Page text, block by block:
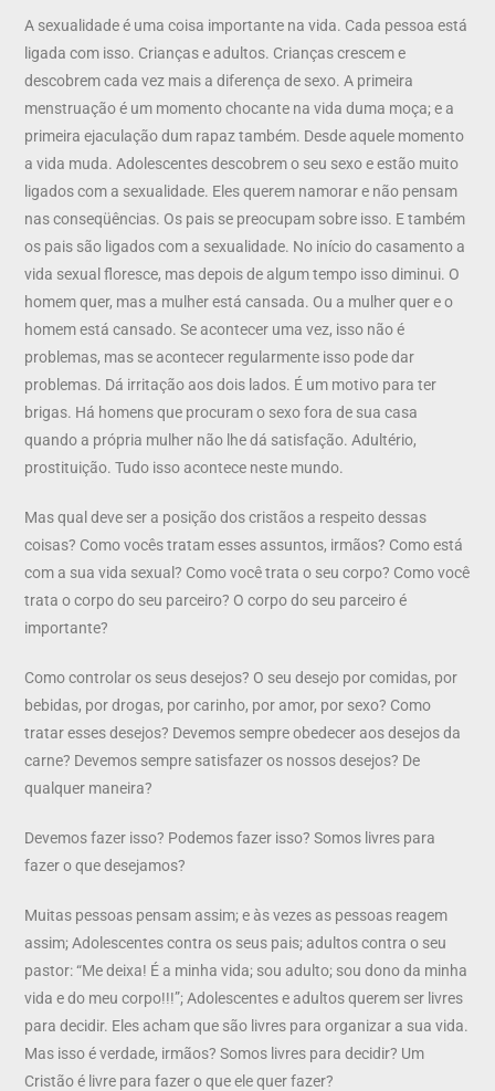
A sexualidade é uma coisa importante na vida. Cada pessoa está
ligada com isso. Crianças e adultos. Crianças crescem e
descobrem cada vez mais a diferença de sexo. A primeira
menstruação é um momento chocante na vida duma moça; e a
primeira ejaculação dum rapaz também. Desde aquele momento
a vida muda. Adolescentes descobrem o seu sexo e estão muito
ligados com a sexualidade. Eles querem namorar e não pensam
nas conseqüências. Os pais se preocupam sobre isso. E também
os pais são ligados com a sexualidade. No início do casamento a
vida sexual floresce, mas depois de algum tempo isso diminui. O
homem quer, mas a mulher está cansada. Ou a mulher quer e o
homem está cansado. Se acontecer uma vez, isso não é
problemas, mas se acontecer regularmente isso pode dar
problemas. Dá irritação aos dois lados. É um motivo para ter
brigas. Há homens que procuram o sexo fora de sua casa
quando a própria mulher não lhe dá satisfação. Adultério,
prostituição. Tudo isso acontece neste mundo.
Mas qual deve ser a posição dos cristãos a respeito dessas
coisas? Como vocês tratam esses assuntos, irmãos? Como está
com a sua vida sexual? Como você trata o seu corpo? Como você
trata o corpo do seu parceiro? O corpo do seu parceiro é
importante?
Como controlar os seus desejos? O seu desejo por comidas, por
bebidas, por drogas, por carinho, por amor, por sexo? Como
tratar esses desejos? Devemos sempre obedecer aos desejos da
carne? Devemos sempre satisfazer os nossos desejos? De
qualquer maneira?
Devemos fazer isso? Podemos fazer isso? Somos livres para
fazer o que desejamos?
Muitas pessoas pensam assim; e às vezes as pessoas reagem
assim; Adolescentes contra os seus pais; adultos contra o seu
pastor: “Me deixa! É a minha vida; sou adulto; sou dono da minha
vida e do meu corpo!!!”; Adolescentes e adultos querem ser livres
para decidir. Eles acham que são livres para organizar a sua vida.
Mas isso é verdade, irmãos? Somos livres para decidir? Um
Cristão é livre para fazer o que ele quer fazer?